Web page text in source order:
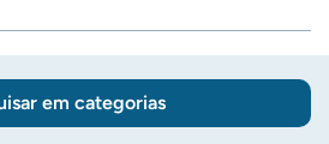
em categorias